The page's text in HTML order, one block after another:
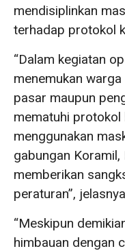
mendisiplinkan
terhadap protokol
“Dalam kegiatan
menemukan
pasar maupun
mematuhi protokol
menggunakan
gabungan
memberikan
peraturan”,
“Meskipun
himbauan dengan